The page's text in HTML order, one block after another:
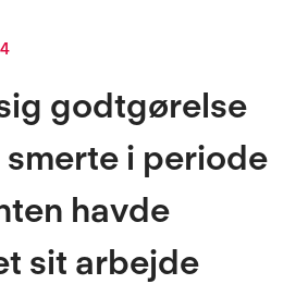
godtgørelse
i periode
havde
sit arbejde